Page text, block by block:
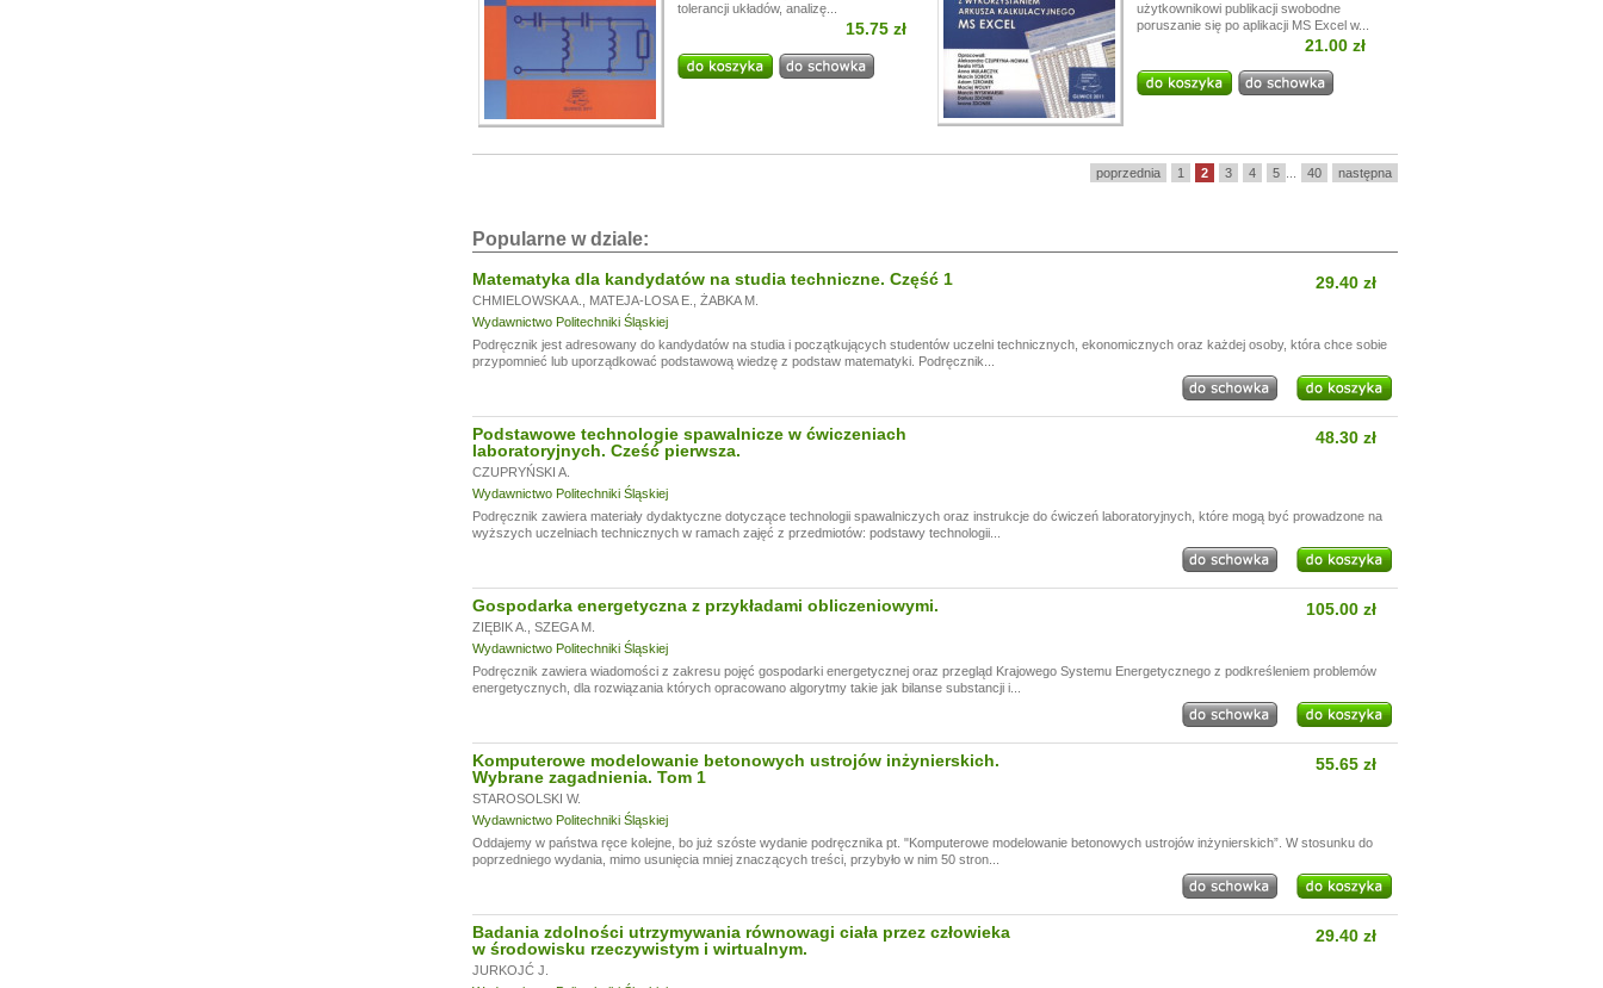
tolerancji układów, analizę...
15.75 zł
użytkownikowi publikacji swobodne
poruszanie się po aplikacji MS Excel w...
21.00 zł
poprzednia 1 2 3 4 5 40 następna
Popularne w dziale:
Matematyka dla kandydatów na studia techniczne. Część 1
CHMIELOWSKA A. MATEJA-LOSA E.
ŻABKA M.
Wydawnictwo Politechniki Śląskiej
29.40 zł
Podręcznik jest adresowany do kandydatów na studia i początkujących studentów uczelni technicznych, ekonomicznych oraz każdej osoby, która chce sobie
przypomnieć lub uporządkować podstawową wiedzę z podstaw matematyki. Podręcznik...
Podstawowe technologie spawalnicze w ćwiczeniach
laboratoryjnych. Cześć pierwsza.
CZUPRYŃSKI A.
Wydawnictwo Politechniki Śląskiej
48.30 zł
Podręcznik zawiera materiały dydaktyczne dotyczące technologii spawalniczych oraz instrukcje do ćwiczeń laboratoryjnych, które mogą być prowadzone na
wyższych uczelniach technicznych w ramach zajęć z przedmiotów: podstawy technologii...
Gospodarka energetyczna z przykładami obliczeniowymi.
ZIĘBIK A.
SZEGA M.
Wydawnictwo Politechniki Śląskiej
105.00 zł
Podręcznik zawiera wiadomości z zakresu pojęć gospodarki energetycznej oraz przegląd Krajowego Systemu Energetycznego z podkreśleniem problemów
energetycznych, dla rozwiązania których opracowano algorytmy takie jak bilanse substancji i...
Komputerowe modelowanie betonowych ustrojów inżynierskich.
Wybrane zagadnienia. Tom 1
STAROSOLSKI W.
Wydawnictwo Politechniki Śląskiej
55.65 zł
Oddajemy w państwa ręce kolejne, bo już szóste wydanie podręcznika pt. "Komputerowe modelowanie betonowych ustrojów inżynierskich”. W stosunku do
poprzedniego wydania, mimo usunięcia mniej znaczących treści, przybyło w nim 50 stron...
Badania zdolności utrzymywania równowagi ciała przez człowieka
w środowisku rzeczywistym i wirtualnym.
JURKOJĆ J.
29.40 zł